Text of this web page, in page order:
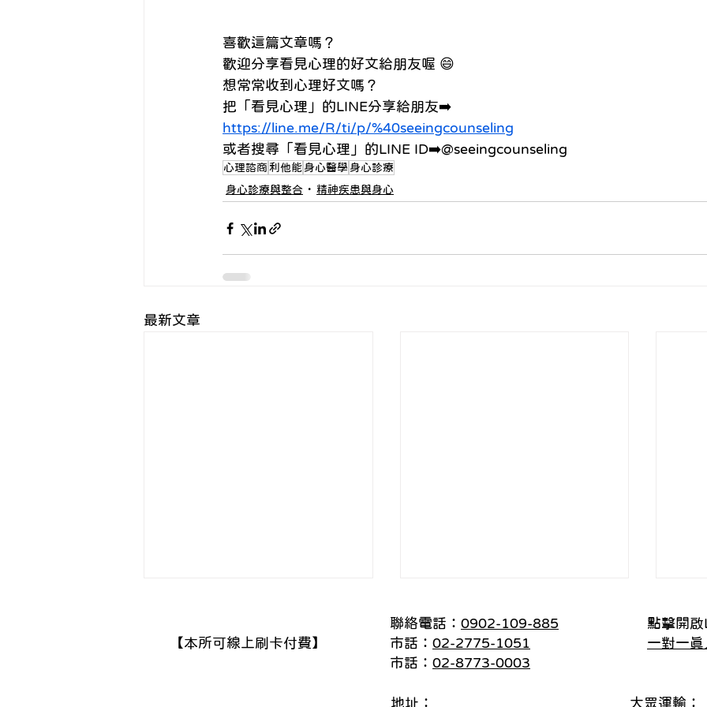
喜歡這篇文章嗎？
歡迎分享看見心理的好文給朋友喔 😄
想常常收到心理好文嗎？
把「看見心理」的LINE分享給朋友➡️
https://line.me/R/ti/p/%40seeingcounseling
或者搜尋「看見心理」的LINE ID➡️@seeingcounseling
心理諮商利他能 身心醫學 身心診療
身心診療與整合
精神疾患與身心
最新文章
聯絡電話： 0902-109-885
市話： 02-2775-1051
市話： 02-8773-0003
​【本所可線上刷卡付費】
點擊開啟
一對一
地址： 大眾運輸：